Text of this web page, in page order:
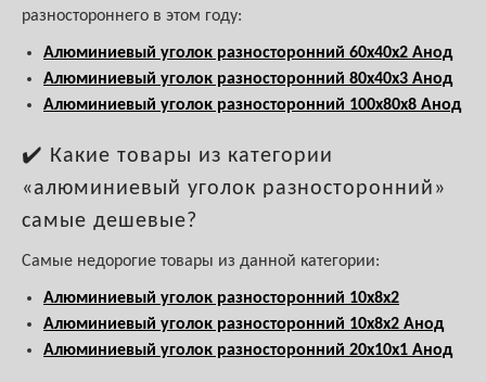
разностороннего в этом году:
Алюминиевый уголок разносторонний 60х40х2 Анод
Алюминиевый уголок разносторонний 80х40х3 Анод
Алюминиевый уголок разносторонний 100х80х8 Анод
✔️ Какие товары из категории
«алюминиевый уголок разносторонний»
самые дешевые?
Самые недорогие товары из данной категории:
Алюминиевый уголок разносторонний 10х8х2
Алюминиевый уголок разносторонний 10х8х2 Анод
Алюминиевый уголок разносторонний 20х10х1 Анод